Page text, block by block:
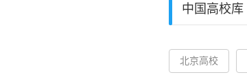
中国高校库
北京高校